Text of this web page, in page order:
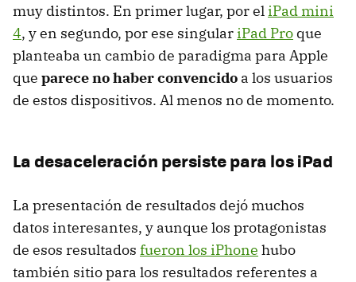
muy distintos. En primer lugar, por eliPad mini
4, y en segundo, por ese singulariPad Pro que
planteaba un cambio de paradigma para Apple
que parece no haber convencido a los usuarios
de estos dispositivos. Al menos no de momento.
La desaceleración persiste para los iPad
La presentación de resultados dejó muchos
datos interesantes, y aunque los protagonistas
de esos resultados fueron los iPhone hubo
también sitio para los resultados referentes a